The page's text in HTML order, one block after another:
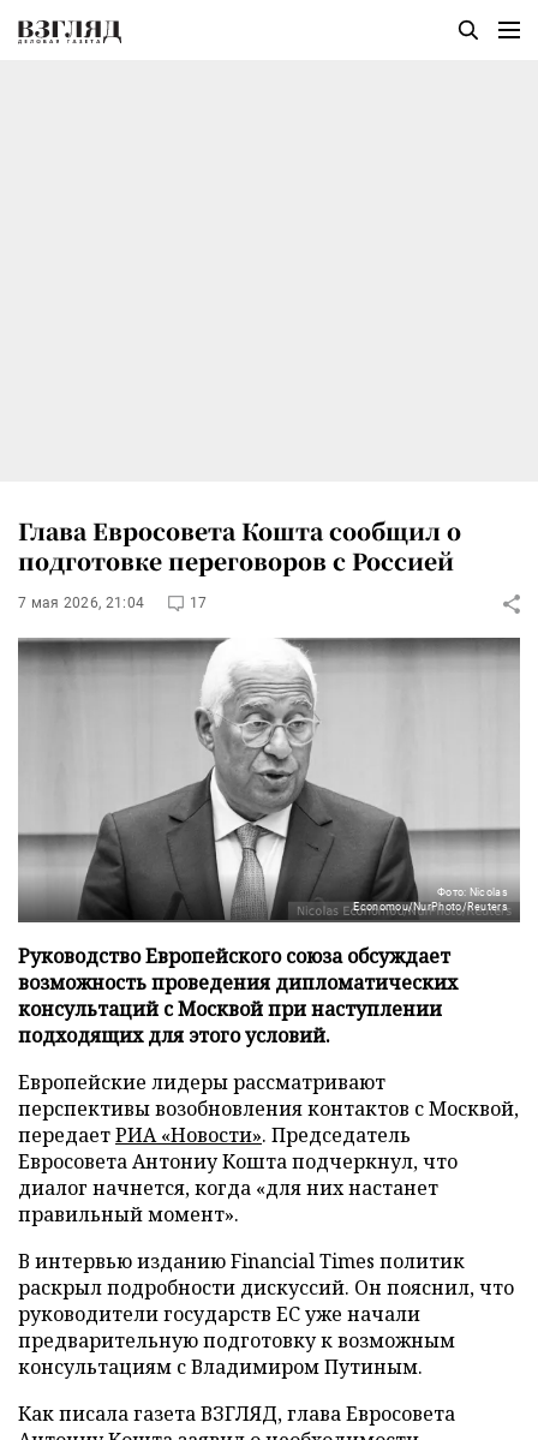
Глава Евросовета Кошта сообщил о
подготовке переговоров с Россией
7 мая 2026, 21:04 17
Фото: Nicolas
Economou/NurPhoto/Reuters
Руководство Европейского союза обсуждает
возможность проведения дипломатических
консультаций с Москвой при наступлении
подходящих для этого условий.
Европейские лидеры рассматривают
перспективы возобновления контактов с Москвой,
передаетРИА «Новости». Председатель
Евросовета Антониу Кошта подчеркнул, что
диалог начнется, когда «для них настанет
правильный момент».
В интервью изданию Financial Times политик
раскрыл подробности дискуссий. Он пояснил, что
руководители государств ЕС уже начали
предварительную подготовку к возможным
консультациям с Владимиром Путиным.
Как писала газета ВЗГЛЯД, глава Евросовета